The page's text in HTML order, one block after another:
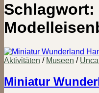
Schlagwort:
Aktivitäten / Museen /
Miniatur